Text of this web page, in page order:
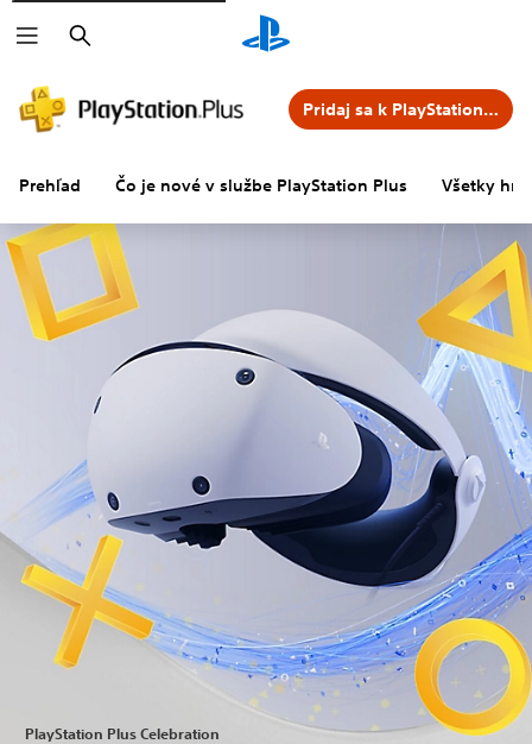
Vyhľadať
Prehľad Čo je nové v službe PlayStation Plus Všetky hry
Pridaj sa k PlayStation Plus
PlayStation Plus Celebration